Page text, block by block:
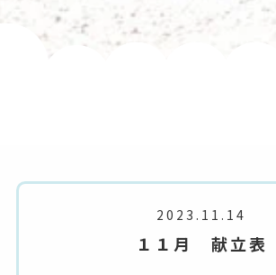
2023.11.14
１１月 献立表